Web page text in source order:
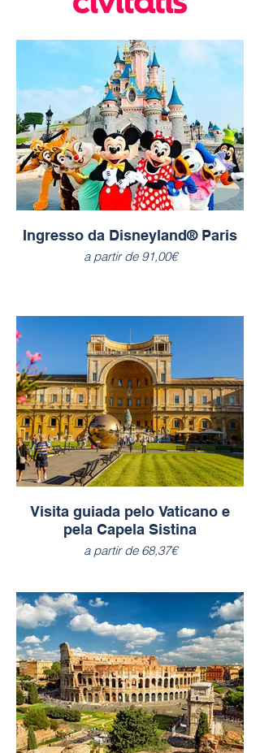
Ingresso da Disneyland® Paris
a partir de 91,00€
Visita guiada pelo Vaticano e
pela Capela Sistina
a partir de 68,37€